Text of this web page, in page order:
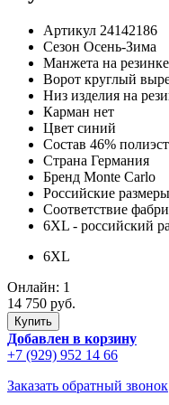
Артикул 24142186
Сезон Осень-Зима
Манжета на резинке
Ворот круглый
Низ изделия на
Карман нет
Цвет синий
Состав 46%
Страна Германия
Бренд Monte Carlo
Российские
Соответствие
6XL - российский
6XL
Онлайн: 1
14 750 руб.
Добавлен в корзину
+7 (929) 952 14 66
Заказать обратный звонок